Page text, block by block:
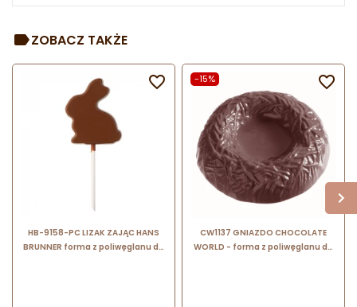
ZOBACZ TAKŻE
HB-9158-PC LIZAK ZAJĄC HANS
BRUNNER forma z poliwęglanu do
 -15%
CW1137 GNIAZDO CHOCOLATE
WORLD - forma z poliwęglanu do
